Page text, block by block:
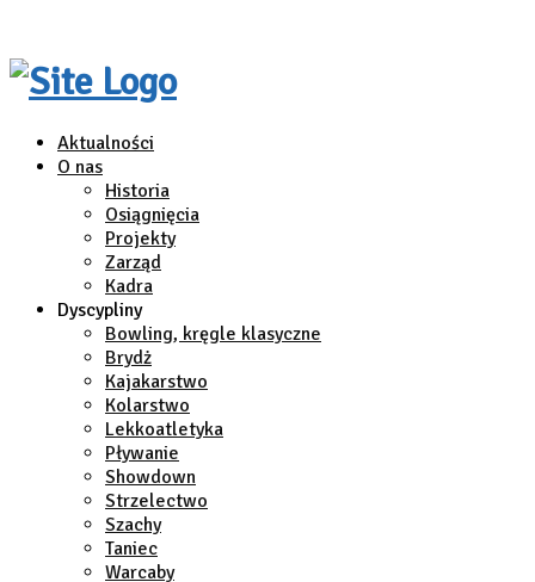
Aktualności
O nas
Historia
Osiągnięcia
Projekty
Zarząd
Kadra
Dyscypliny
Bowling, kręgle klasyczne
Brydż
Kajakarstwo
Kolarstwo
Lekkoatletyka
Pływanie
Showdown
Strzelectwo
Szachy
Taniec
Warcaby